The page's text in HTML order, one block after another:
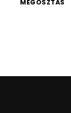
MEGOSZTÁS